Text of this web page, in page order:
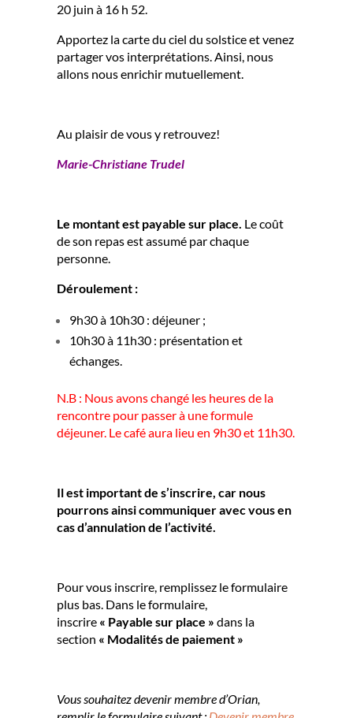
20 juin à 16 h 52.
Apportez la carte du ciel du solstice et venez
partager vos interprétations. Ainsi, nous
allons nous enrichir mutuellement.
Au plaisir de vous y retrouvez!
Marie-Christiane Trudel
Le montant est payable sur place. Le coût
de son repas est assumé par chaque
personne.
Déroulement :
9h30 à 10h30 : déjeuner ;
10h30 à 11h30 : présentation et
échanges.
N.B : Nous avons changé les heures de la
rencontre pour passer à une formule
déjeuner. Le café aura lieu en 9h30 et 11h30.
Il est important de s’inscrire, car nous
pourrons ainsi communiquer avec vous en
cas d’annulation de l’activité.
Pour vous inscrire, remplissez le formulaire
plus bas. Dans le formulaire,
inscrire « Payable sur place » dans la
section « Modalités de paiement »
Vous souhaitez devenir membre d’Orian,